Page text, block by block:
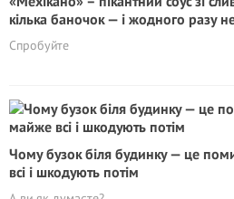
кілька баночок — і жодного разу
Спробуйте
Чому бузок біля будинку — це
всі і шкодують потім